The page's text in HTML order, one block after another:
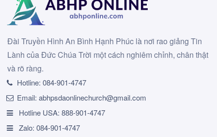
Đài Truyền Hình An Bình Hạnh Phúc là nơi rao giảng Tin
Lành của Đức Chúa Trời một cách nghiêm chỉnh, chân thật
và rõ ràng.
Hotline: 084-901-4747
Email: abhpsdaonlinechurch@gmail.com
Hotline USA: 888-901-4747
Zalo: 084-901-4747